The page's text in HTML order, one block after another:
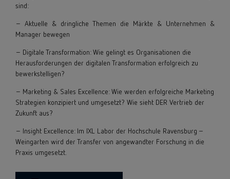
sind:
– Aktuelle & dringliche Themen die Märkte & Unternehmen &
Manager bewegen
– Digitale Transformation: Wie gelingt es Organisationen die
Herausforderungen der digitalen Transformation erfolgreich zu
bewerkstelligen?
– Marketing & Sales Excellence: Wie werden erfolgreiche Marketing
Strategien konzipiert und umgesetzt? Wie sieht DER Vertrieb der
Zukunft aus?
– Insight Excellence: Im IXL Labor der Hochschule Ravensburg –
Weingarten wird der Transfer von angewandter Forschung in die
Praxis umgesetzt.